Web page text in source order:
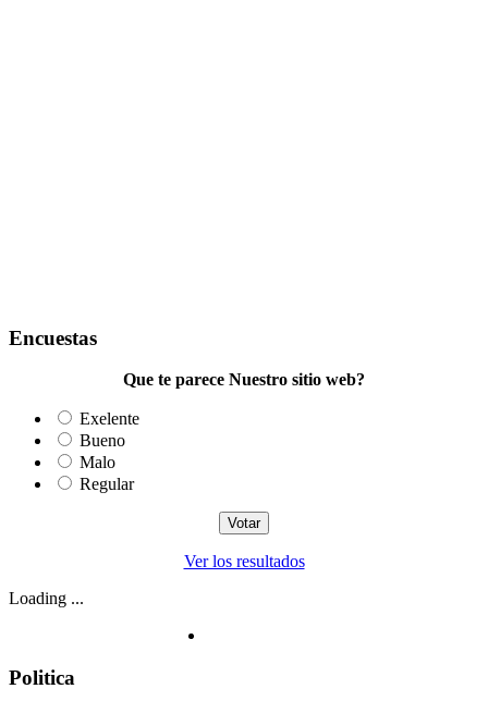
Encuestas
Que te parece Nuestro sitio web?
Exelente
Bueno
Malo
Regular
Ver los resultados
Loading ...
Politica